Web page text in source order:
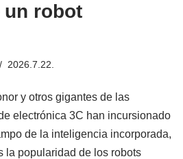
un robot
2026.7.22.
y otros gigantes de las
electrónica 3C han incursionado
de la inteligencia incorporada,
la popularidad de los robots